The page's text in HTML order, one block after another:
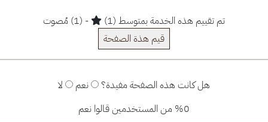
تم تقييم هذه الخدمة بمتوسط (1)
- (1) مُصوت
قيم هذة الصفحة
هل كانت هذه الصفحة مفيدة؟ نعم
لا
%0 من المستخدمين قالوا نعم